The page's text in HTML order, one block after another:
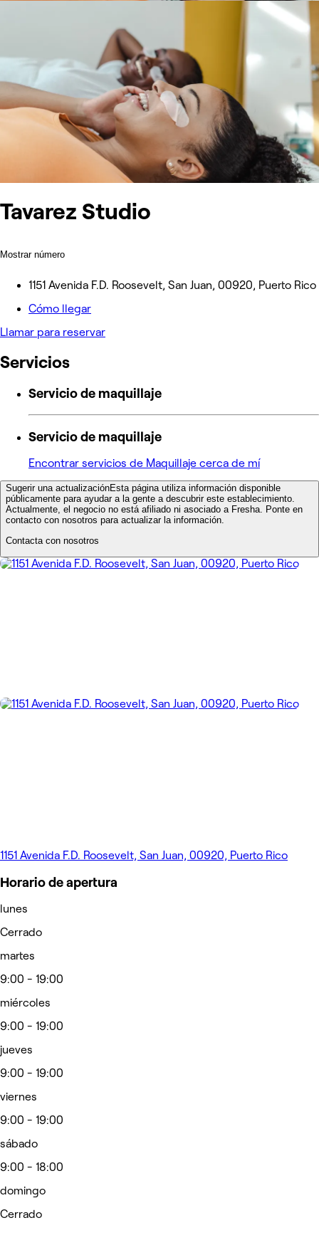
Tavarez Studio
Mostrar número
1151 Avenida F.D. Roosevelt, San Juan, 00920, Puerto Rico
Cómo llegar
Llamar para reservar
Servicios
Servicio de maquillaje
Servicio de maquillaje
Encontrar servicios de Maquillaje cerca de mí
Sugerir una actualizaciónEsta página utiliza información disponible
públicamente para ayudar a la gente a descubrir este establecimiento.
Actualmente, el negocio no está afiliado ni asociado a Fresha. Ponte en
contacto con nosotros para actualizar la información.
Contacta con nosotros
1151 Avenida F.D. Roosevelt, San Juan, 00920, Puerto Rico
Horario de apertura
lunes
Cerrado
martes
9:00 - 19:00
miércoles
9:00 - 19:00
jueves
9:00 - 19:00
viernes
9:00 - 19:00
sábado
9:00 - 18:00
domingo
Cerrado